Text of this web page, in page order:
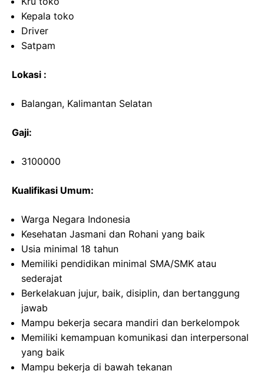
Kepala toko
Driver
Satpam
Lokasi :
Balangan, Kalimantan Selatan
Gaji:
3100000
Kualifikasi Umum:
Warga Negara Indonesia
Kesehatan Jasmani dan Rohani yang baik
Usia minimal 18 tahun
Memiliki pendidikan minimal SMA/SMK atau
sederajat
Berkelakuan jujur, baik, disiplin, dan bertanggung
jawab
Mampu bekerja secara mandiri dan berkelompok
Memiliki kemampuan komunikasi dan interpersonal
yang baik
Mampu bekerja di bawah tekanan